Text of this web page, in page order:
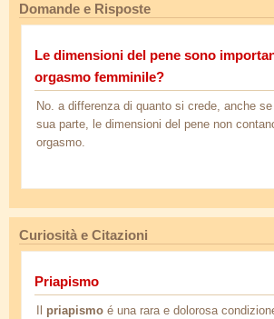
Domande e Risposte
Le dimensioni del pene sono
orgasmo femminile?
No. a differenza di quanto si crede, anche
sua parte, le dimensioni del pene non
orgasmo.
Curiosità e Citazioni
Priapismo
priapismo é una rara e dolorosa